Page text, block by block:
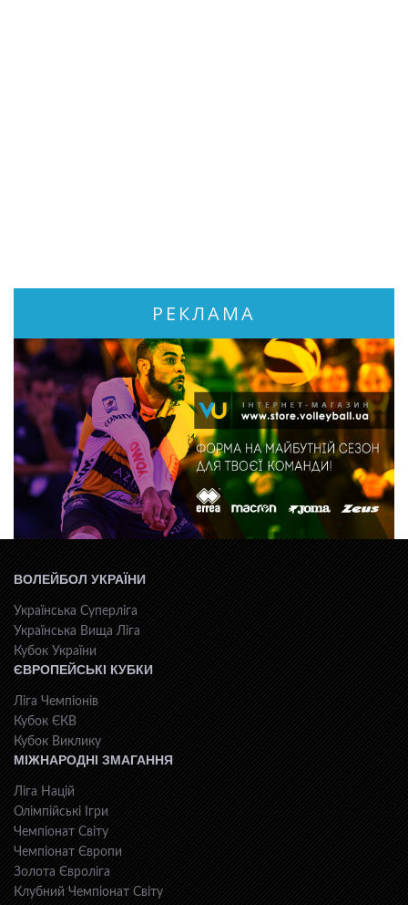
РЕКЛАМА
ВОЛЕЙБОЛ УКРАЇНИ
Українська Суперліга
Українська Вища Ліга
Кубок України
ЄВРОПЕЙСЬКІ КУБКИ
Ліга Чемпіонів
Кубок ЄКВ
Кубок Виклику
МІЖНАРОДНІ ЗМАГАННЯ
Ліга Націй
Олімпійські Ігри
Чемпіонат Світу
Чемпіонат Європи
Золота Євроліга
Клубний Чемпіонат Світу